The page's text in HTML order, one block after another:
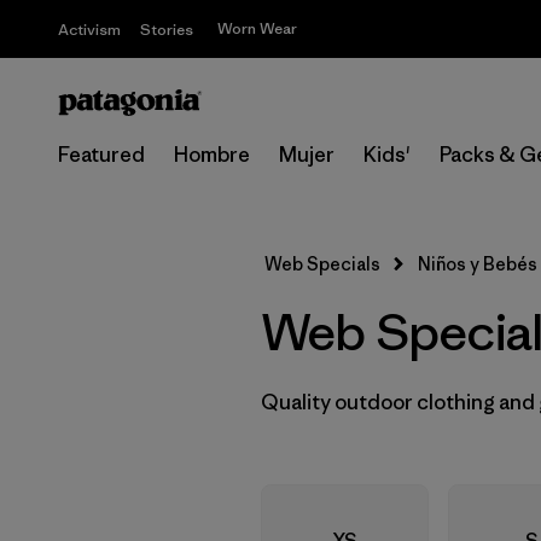
Activism Stories Worn Wear
Featured Hombre Mujer Kids' Packs &
Web Specials Niños y Bebés
Web
Quality outdoor clothing and